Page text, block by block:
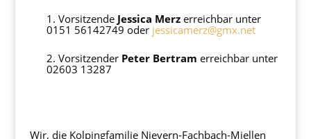
1. Vorsitzende Jessica Merzerreichbar unter
0151 56142749 oder jessicamerz@gmx.net
2. Vorsitzender Peter Bertram erreichbar unter
02603 13287
Wir, die Kolpingfamilie Nievern-Fachbach-Miellen